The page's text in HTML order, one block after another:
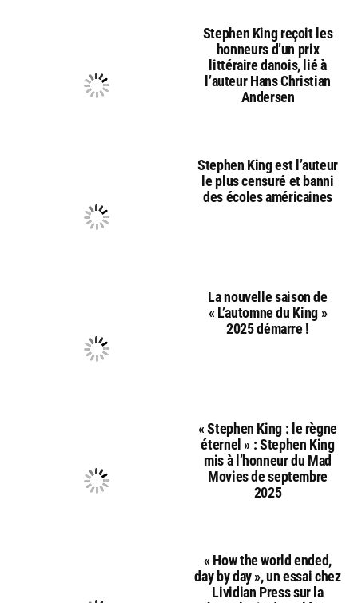
Stephen King reçoit les
honneurs d’un prix
littéraire danois, lié à
l’auteur Hans Christian
Andersen
Stephen King est l’auteur
le plus censuré et banni
des écoles américaines
La nouvelle saison de
« L’automne du King »
2025 démarre !
« Stephen King : le règne
éternel » : Stephen King
mis à l’honneur du Mad
Movies de septembre
2025
« How the world ended,
day by day », un essai chez
Lividian Press sur la